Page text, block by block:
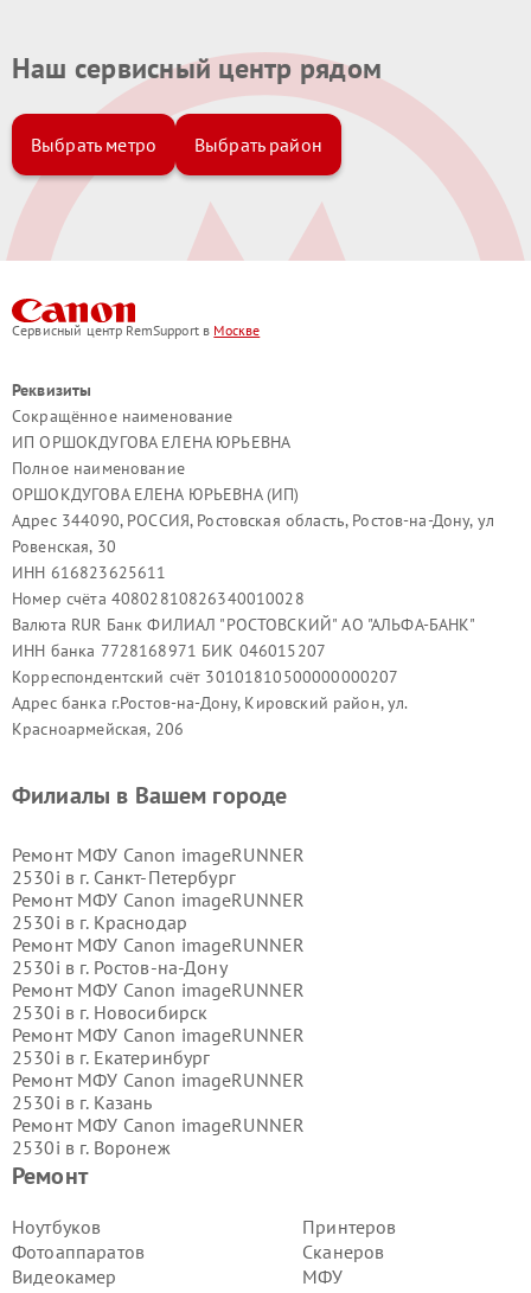
Наш сервисный центр рядом
Выбрать метро Выбрать район
Сервисный центр RemSupport в Москве
Реквизиты
Сокращённое наименование
ИП ОРШОКДУГОВА ЕЛЕНА ЮРЬЕВНА
Полное наименование
ОРШОКДУГОВА ЕЛЕНА ЮРЬЕВНА (ИП)
Адрес 344090, РОССИЯ, Ростовская область, Ростов-на-Дону, ул
Ровенская, 30
ИНН 616823625611
Номер счёта 40802810826340010028
Валюта RUR Банк ФИЛИАЛ "РОСТОВСКИЙ" АО "АЛЬФА-БАНК"
ИНН банка 7728168971 БИК 046015207
Корреспондентский счёт 30101810500000000207
Адрес банка г.Ростов-на-Дону, Кировский район, ул.
Красноармейская, 206
Ремонт
Ноутбуков
Фотоаппаратов
Видеокамер
Принтеров
Сканеров
МФУ
Филиалы в Вашем городе
Ремонт МФУ Canon imageRUNNER
2530i в г. Санкт-Петербург
Ремонт МФУ Canon imageRUNNER
2530i в г. Краснодар
Ремонт МФУ Canon imageRUNNER
2530i в г. Ростов-на-Дону
Ремонт МФУ Canon imageRUNNER
2530i в г. Новосибирск
Ремонт МФУ Canon imageRUNNER
2530i в г. Екатеринбург
Ремонт МФУ Canon imageRUNNER
2530i в г. Казань
Ремонт МФУ Canon imageRUNNER
2530i в г. Воронеж
Ремонт МФУ Canon imageRUNNER
Ремонт МФУ Canon imageRUNNER
2530i в г.Самара
Ремонт МФУ Canon imageRUNNER
2530i в г.Пермь